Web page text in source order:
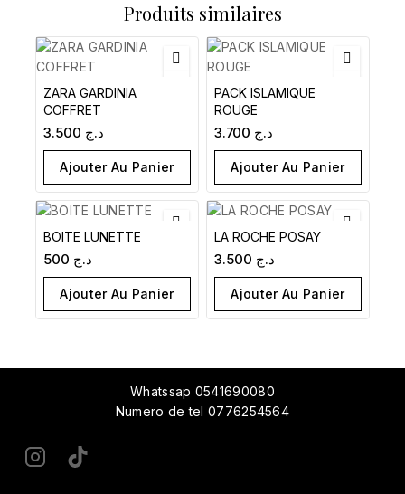
Produits similaires
ZARA GARDINIA
COFFRET
د.ج
Ajouter Au Panier
PACK ISLAMIQUE
ROUGE
د.ج
Ajouter Au Panier
BOITE LUNETTE
د.ج
Ajouter Au Panier
LA ROCHE POSAY
د.ج
Ajouter Au Panier
Whatssap 0541690080
Numero de tel 0776254564